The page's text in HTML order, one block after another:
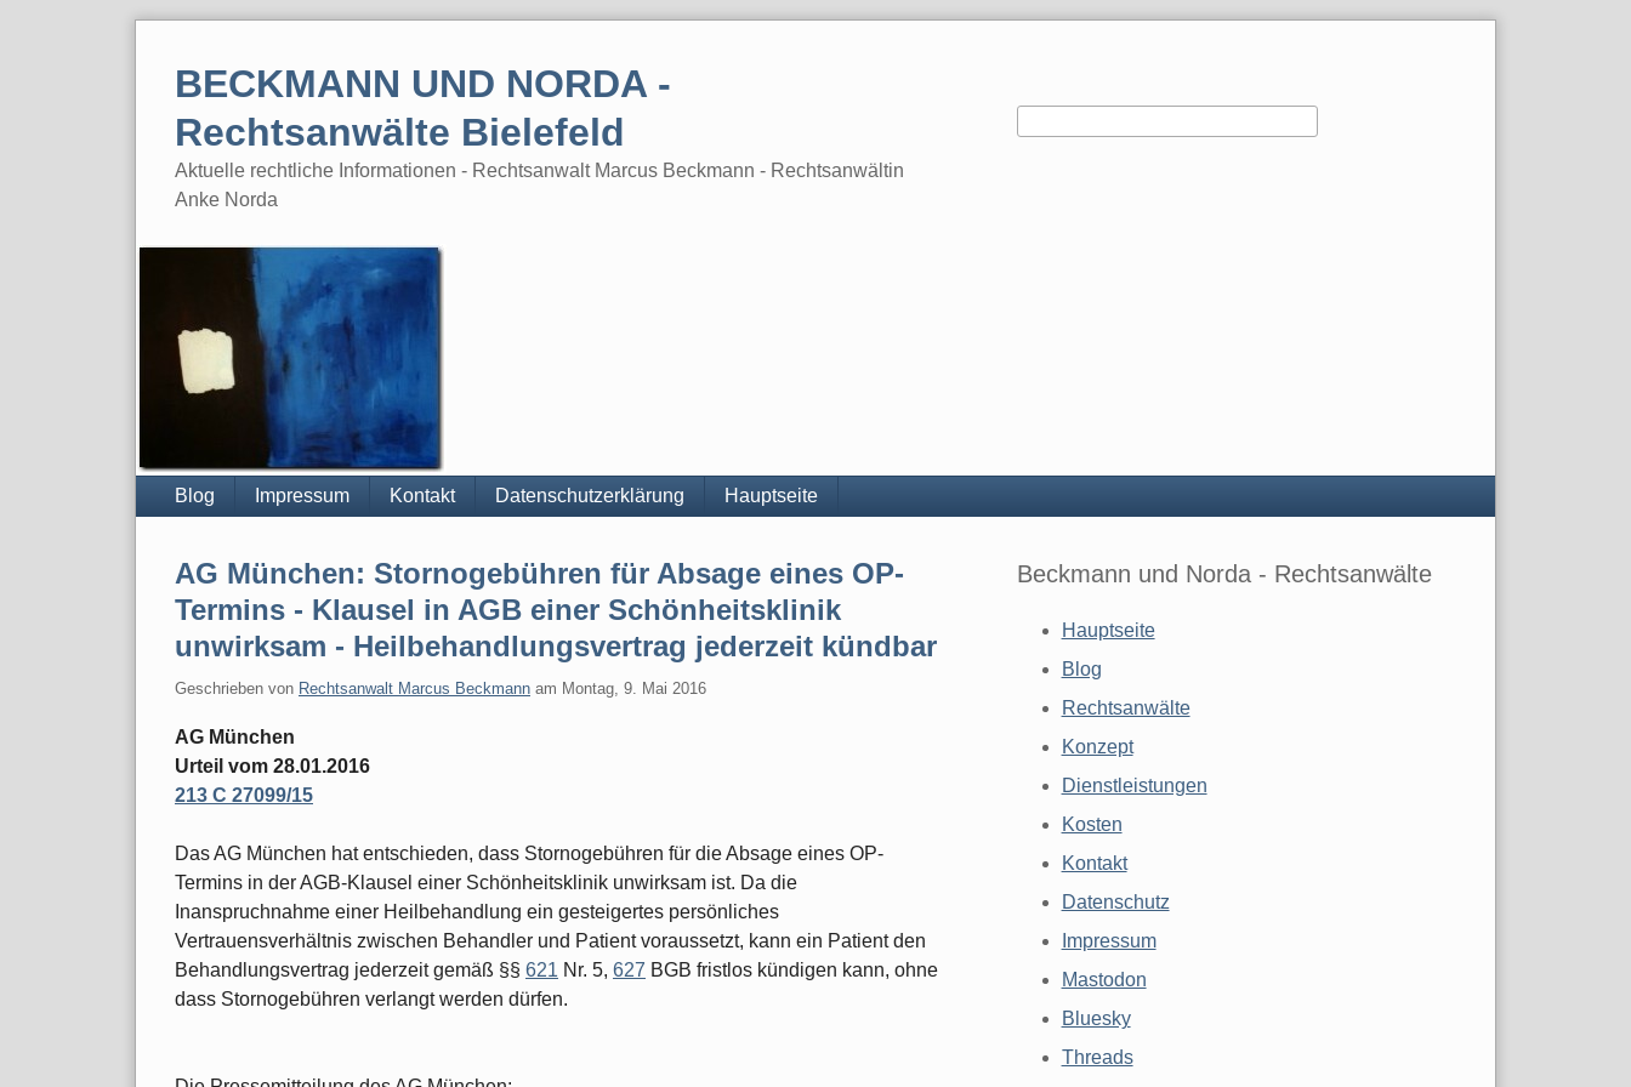
BECKMANN UND NORDA -
Rechtsanwälte Bielefeld
Aktuelle rechtliche Informationen - Rechtsanwalt Marcus Beckmann - Rechtsanwältin
Anke Norda
Blog Impressum Kontakt Datenschutzerklärung Hauptseite
AG München: Stornogebühren für Absage eines OP-
Termins - Klausel in AGB einer Schönheitsklinik
unwirksam - Heilbehandlungsvertrag jederzeit kündbar
Geschrieben von Rechtsanwalt Marcus Beckmann am Montag, 9. Mai 2016
AG München
Urteil vom 28.01.2016
213 C 27099/15
Das AG München hat entschieden, dass Stornogebühren für die Absage eines OP-
Termins in der AGB-Klausel einer Schönheitsklinik unwirksam ist. Da die
Inanspruchnahme einer Heilbehandlung ein gesteigertes persönliches
Vertrauensverhältnis zwischen Behandler und Patient voraussetzt, kann ein Patient den
Behandlungsvertrag jederzeit gemäß §§ 621 Nr. 5, 627 BGB fristlos kündigen kann, ohne
dass Stornogebühren verlangt werden dürfen.
Beckmann und Norda - Rechtsanwälte
Hauptseite
Blog
Rechtsanwälte
Konzept
Dienstleistungen
Kosten
Kontakt
Datenschutz
Impressum
Mastodon
Bluesky
Threads